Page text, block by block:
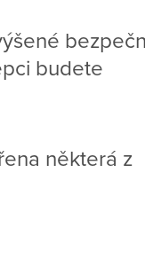
budete
některá z